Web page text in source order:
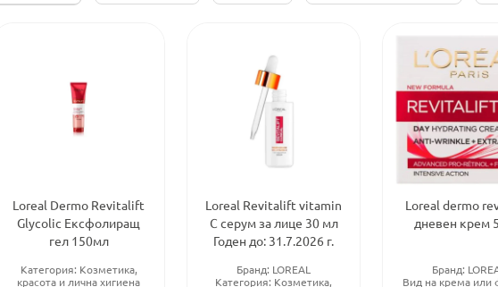
Loreal Dermo Revitalift
Glycolic Ексфолиращ
гел 150мл
Категория: Козметика,
красота и лична хигиена
Loreal Revitalift vitamin
C серум за лице 30 мл
Годен до: 31.7.2026 г.
Бранд: LOREAL
Категория: Козметика,
Loreal dermo
дневен крем
Бранд:
Вид на крема или